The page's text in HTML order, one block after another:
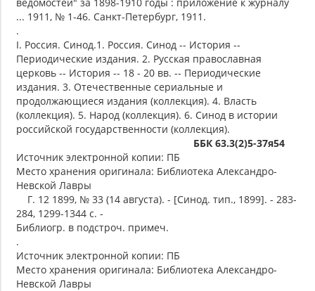
... 1911, № 1-46. Санкт-Петербург, 1911.
.
I. Россия. Синод.1. Россия. Синод -- История --
Периодические издания. 2. Русская православная
церковь -- История -- 18 - 20 вв. -- Периодические
издания. 3. Отечественные сериальные и
продолжающиеся издания (коллекция). 4. Власть
(коллекция). 5. Народ (коллекция). 6. Синод в истории
российской государственности (коллекция).
ББК 63.3(2)5-37я54
Источник электронной копии: ПБ
Место хранения оригинала: Библиотека Александро-
Невской Лавры
Г. 12 1899, № 33 (14 августа). - [Синод. тип., 1899]. - 283-
284, 1299-1344 с. -
Библиогр. в подстроч. примеч.
.
Источник электронной копии: ПБ
Место хранения оригинала: Библиотека Александро-
Невской Лавры